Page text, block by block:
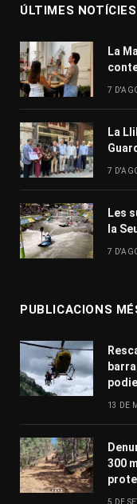
ÚLTIMES NOTÍCIES
La
7
La
7
Les
la
7
PUBLICACIONS
13 DE
300
5 DE